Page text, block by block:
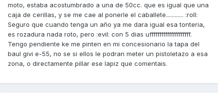
moto, estaba acostumbrado a una de 50cc. que es igual que una
caja de cerillas, y se me cae al ponerle el caballete............ :roll:
Seguro que cuando tenga un año ya me dara igual esa tonteria,
es rozadura nada roto, pero :evil: con 5 dias ufffffffffffffffffffff.
Tengo pendiente ke me pinten en mi concesionario la tapa del
baul givi e-55, no se si ellos le podran meter un pistoletazo a esa
zona, o directamente pillar ese lapiz que comentais.